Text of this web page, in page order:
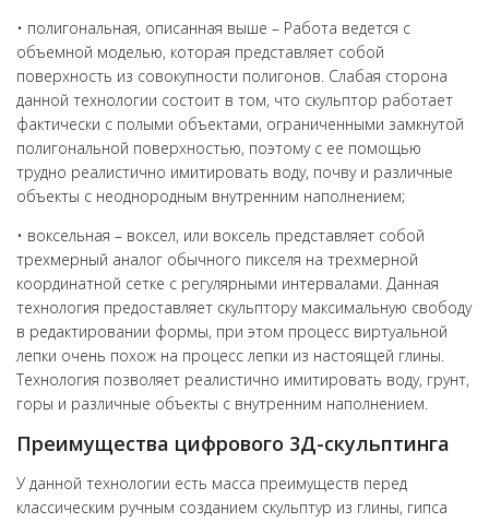
• полигональная, описанная выше – Работа ведется с
объемной моделью, которая представляет собой
поверхность из совокупности полигонов. Слабая сторона
данной технологии состоит в том, что скульптор работает
фактически с полыми объектами, ограниченными замкнутой
полигональной поверхностью, поэтому с ее помощью
трудно реалистично имитировать воду, почву и различные
объекты с неоднородным внутренним наполнением;
• воксельная – воксел, или воксель представляет собой
трехмерный аналог обычного пикселя на трехмерной
координатной сетке с регулярными интервалами. Данная
технология предоставляет скульптору максимальную свободу
в редактировании формы, при этом процесс виртуальной
лепки очень похож на процесс лепки из настоящей глины.
Технология позволяет реалистично имитировать воду, грунт,
горы и различные объекты с внутренним наполнением.
Преимущества цифрового 3Д-скульптинга
У данной технологии есть масса преимуществ перед
классическим ручным созданием скульптур из глины, гипса